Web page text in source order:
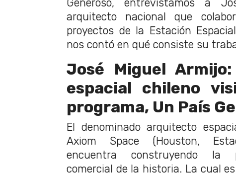
Generoso, entrevistamos a
arquitecto nacional que
proyectos de la Estación
nos contó en qué consiste su
José Miguel
espacial chileno
programa, Un País
El denominado arquitecto
Axiom Space (Houston,
encuentra construyendo la
comercial de la historia. La cual